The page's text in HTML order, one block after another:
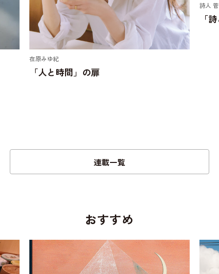
在原みゆ紀
「人と時間」の扉
詩人
「
連載一覧
おすすめ